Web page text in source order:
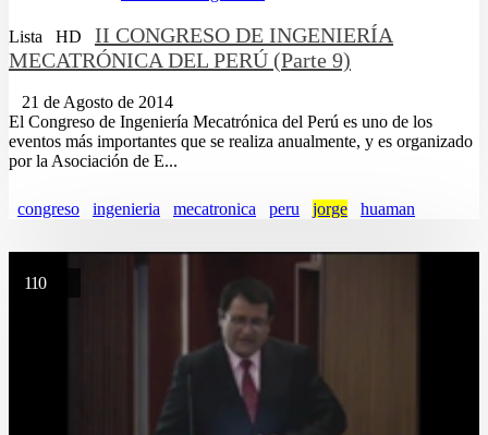
Lista HD
II CONGRESO DE INGENIERÍA
MECATRÓNICA DEL PERÚ (Parte 9)
21 de Agosto de 2014
El Congreso de Ingeniería Mecatrónica del Perú es uno de los
eventos más importantes que se realiza anualmente, y es organizado
por la Asociación de E...
congreso ingenieria mecatronica peru jorge huaman
110